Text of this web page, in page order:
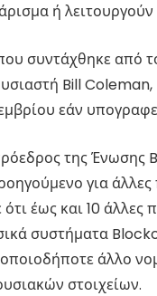
ή
συντάχθηκε από
Bill
εάν
της Ένωσης
για άλλες
έως και 10 άλλες
συστήματα
άλλο
στοιχείων.